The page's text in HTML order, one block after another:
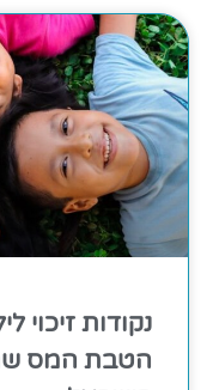
נקודות זיכוי
הטבת המס